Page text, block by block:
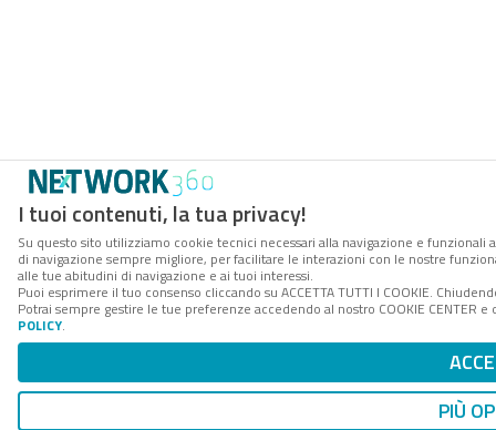
I tuoi contenuti, la tua privacy!
Su questo sito utilizziamo cookie tecnici necessari alla navigazione e
di navigazione sempre migliore, per facilitare le interazioni con le nostre
alle tue abitudini di navigazione e ai tuoi interessi.
Puoi esprimere il tuo consenso cliccando su ACCETTA TUTTI I COOKIE.
Potrai sempre gestire le tue preferenze accedendo al nostro COOKIE
POLICY.
PIÙ